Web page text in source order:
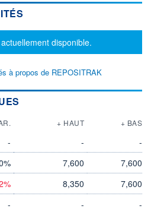
disponible.
à propos de REPOSITRAK
+ HAUT + BAS
- -
-
7,600
7,600
8,350
7,600
- -
-